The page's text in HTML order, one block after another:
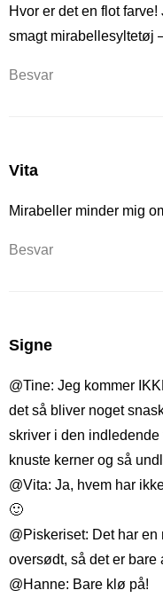
Hvor er det en flot
smagt mirabellesyltetøj
Besvar
Vita
Mirabeller minder mig
Besvar
Signe
@Tine: Jeg kommer
det så bliver noget
skriver i den
knuste kerner og så
@Vita: Ja, hvem har
🙂
@Piskeriset: Det har
oversødt, så det er bare
@Hanne: Bare klø på!